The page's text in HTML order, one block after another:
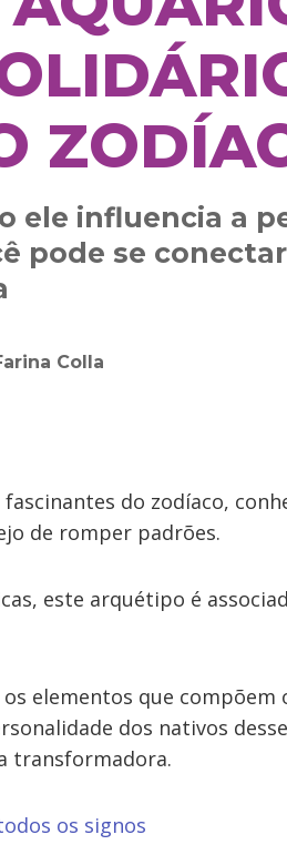
ele influencia a
pode se
Colla
do zodíaco,
de romper padrões.
este arquétipo é
elementos que compõem
dos nativos
transformadora.
os signos